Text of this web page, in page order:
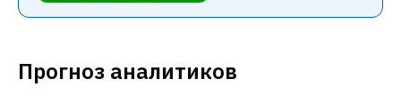
Прогноз аналитиков